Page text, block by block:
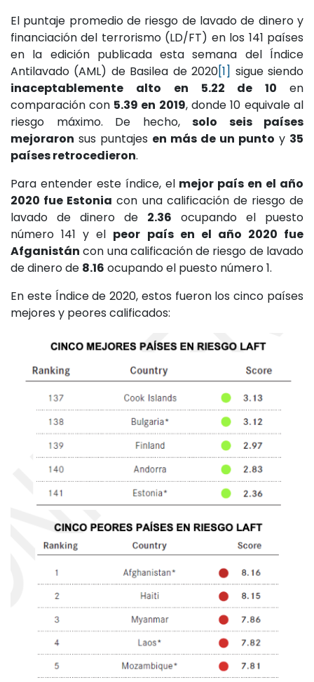
El puntaje promedio de riesgo de lavado de dinero y
financiación del terrorismo (LD/FT) en los 141 países
en la edición publicada esta semana del Índice
Antilavado (AML) de Basilea de 2020[1] sigue siendo
inaceptablemente alto en 5.22 de 10 en
comparación con 5.39 en 2019, donde 10 equivale al
riesgo máximo. De hecho, solo seis países
mejoraron sus puntajes en más de un punto y 35
países retrocedieron.
Para entender este índice, el mejor país en el año
2020 fue Estonia con una calificación de riesgo de
lavado de dinero de 2.36 ocupando el puesto
número 141 y el peor país en el año 2020 fue
Afganistán con una calificación de riesgo de lavado
de dinero de 8.16 ocupando el puesto número 1.
En este Índice de 2020, estos fueron los cinco países
mejores y peores calificados: